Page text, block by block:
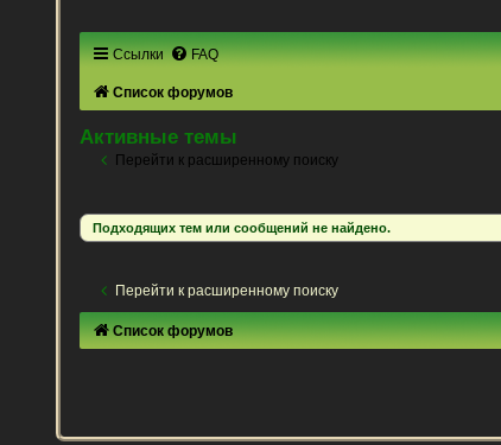
Ссылки FAQ
Список форумов
Активные темы
Перейти к расширенному поиску
Подходящих тем или сообщений не найдено.
Перейти к расширенному поиску
Список форумов